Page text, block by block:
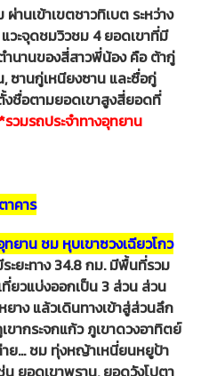
านเข้าเขตชาวทิเบต ระหว่าง
วะจุดชมวิวชม 4 ยอดเขาที่มี
นานของสี่สาวพี่น้อง คือ ต้ากู่
ซานกู่เหนียงซาน และซื่อกู่
งชื่อตามยอดเขาสูงสี่ยอดที่
*รวมรถประจำทางอุทยาน
าคาร
ยาน ชม หุบเขาซวงเฉียวโกว
ะยะทาง 34.8 กม. มีพื้นที่รวม
ที่ยวแบ่งออกเป็น 3 ส่วน ส่วน
าง แล้วเดินทางเข้าสู่ส่วนลึก
ขากระจกแก้ว ภูเขาดวงอาทิตย์
าย… ชม ทุ่งหญ้าเหนี่ยนหยูป้า
ยอดเขาพราน, ยอดวังโปตา